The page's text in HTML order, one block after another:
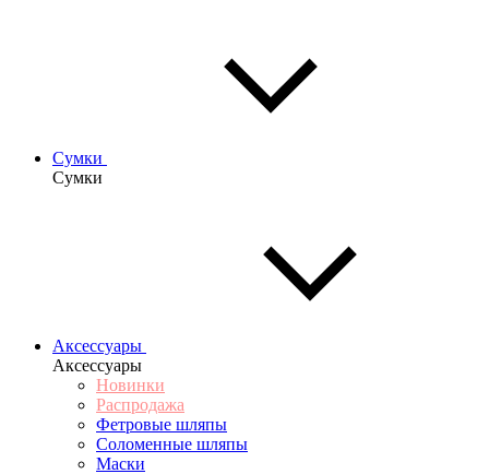
Сумки
Сумки
Аксессуары
Аксессуары
Новинки
Распродажа
Фетровые шляпы
Соломенные шляпы
Маски